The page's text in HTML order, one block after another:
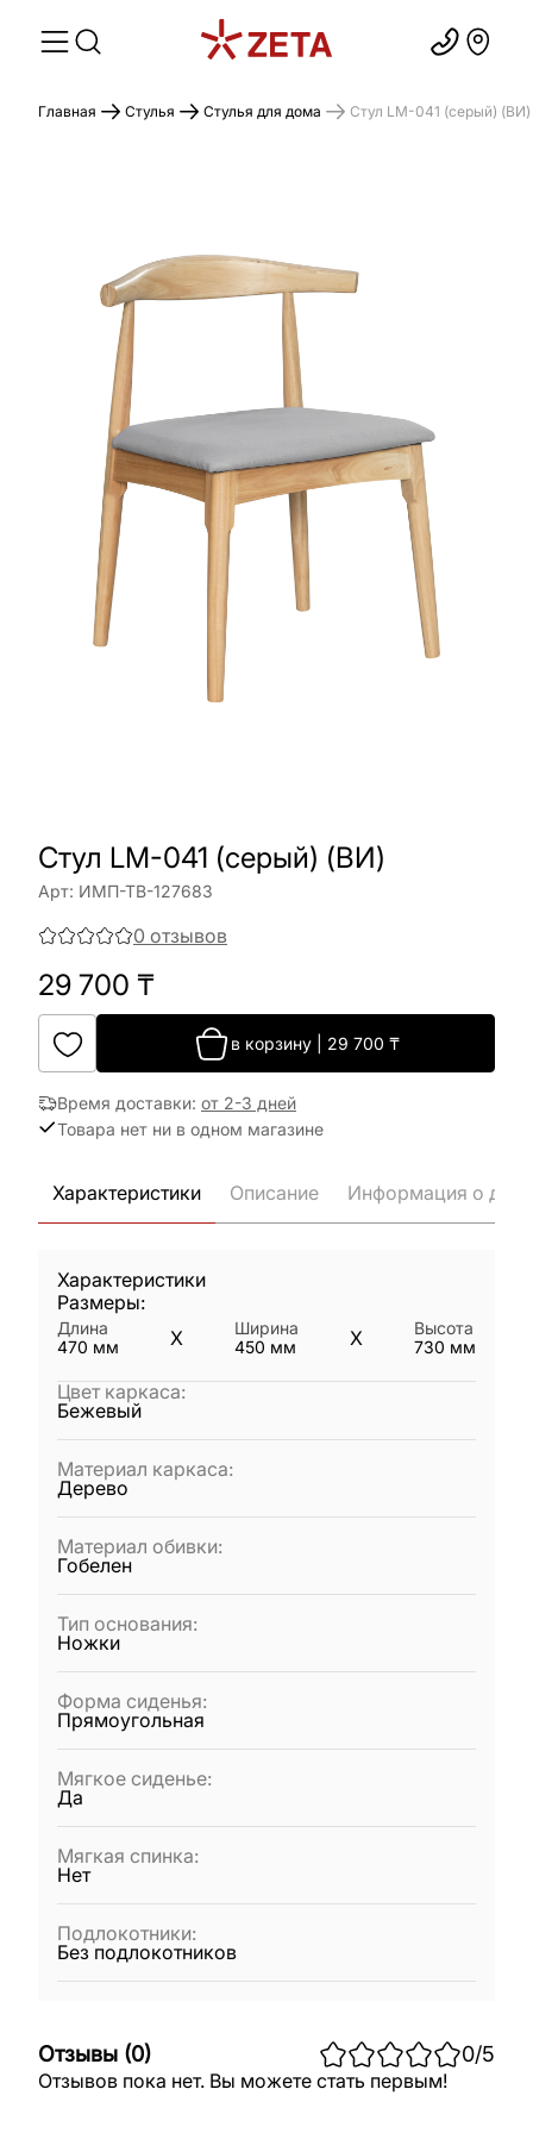
Главная Стулья Стулья для дома Стул LM-041 (серый) (ВИ)
Стул LM-041 (серый) (ВИ)
Арт: ИМП-ТВ-127683
0 отзывов
29 700 ₸
в корзину| 29 700 ₸
Время доставки: от 2-3 дней
Товара нет ни в одном магазине
Характеристики Описание Информация о
Характеристики
Размеры:
Длина
470 мм X
Ширина
450 мм X
Высота
730 мм
Цвет каркаса:
Бежевый
Материал каркаса:
Дерево
Материал обивки:
Гобелен
Тип основания:
Ножки
Форма сиденья:
Прямоугольная
Мягкое сиденье:
Да
Мягкая спинка:
Нет
Подлокотники:
Без подлокотников
Отзывы (0) 0/5
Отзывов пока нет. Вы можете стать первым!